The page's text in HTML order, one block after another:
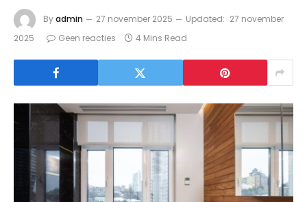
Byadmin 27 november 2025 Updated: 27 november
2025
Geen reacties 4 Mins Read